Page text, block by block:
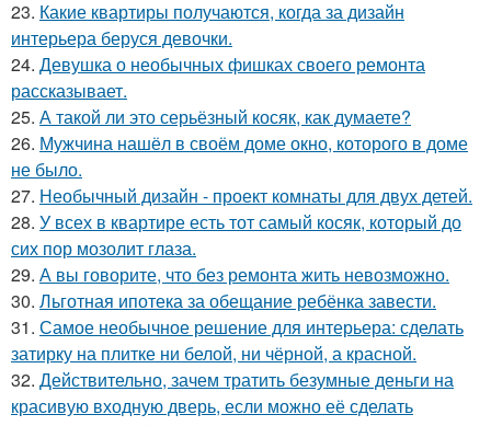
23. Какие квартиры получаются, когда за дизайн
интерьера беруся девочки.
24. Девушка о необычных фишках своего ремонта
рассказывает.
25. А такой ли это серьёзный косяк, как думаете?
26. Мужчина нашёл в своём доме окно, которого в доме
не было.
27. Необычный дизайн - проект комнаты для двух детей.
28. У всех в квартире есть тот самый косяк, который до
сих пор мозолит глаза.
29. А вы говорите, что без ремонта жить невозможно.
30. Льготная ипотека за обещание ребёнка завести.
31. Самое необычное решение для интерьера: сделать
затирку на плитке ни белой, ни чёрной, а красной.
32. Действительно, зачем тратить безумные деньги на
красивую входную дверь, если можно её сделать